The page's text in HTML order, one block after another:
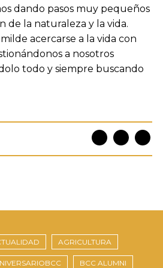
dando pasos muy pequeños
de la naturaleza y la vida.
acercarse a la vida con
a nosotros
todo y siempre buscando
AGRICULTURA
BCC ALUMNI